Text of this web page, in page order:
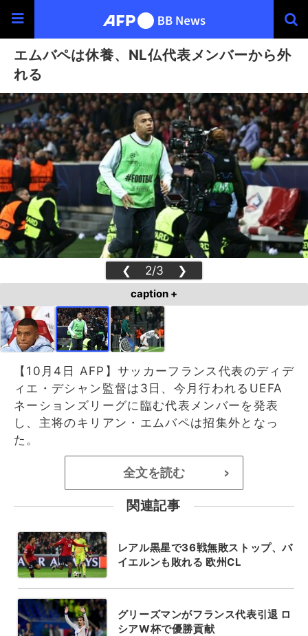
エムバペは休養、NL仏代表メンバーから外
れる
❮ 2/3 ❯
caption +
【10月4日 AFP】サッカーフランス代表のディデ
ィエ・デシャン監督は3日、今月行われるUEFA
ネーションズリーグに臨む代表メンバーを発表
し、主将のキリアン・エムバペは招集外となっ
た。
全文を読む >
関連記事
レアル黒星で36戦無敗ストップ、バ
イエルンも敗れる 欧州CL
グリーズマンがフランス代表引退 ロ
シアW杯で優勝貢献